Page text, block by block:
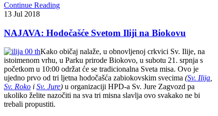
Continue Reading
13 Jul 2018
NAJAVA: Hodočašće Svetom Iliji na Biokovu
Kako običaj nalaže, u obnovljenoj crkvici Sv. Ilije, na
istoimenom vrhu, u Parku prirode Biokovo, u subotu 21. srpnja s
početkom u 10:00 održat će se tradicionalna Sveta misa. Ovo je
ujedno prvo od tri ljetna hodočašća zabiokovskim svecima (Sv. Ilija
Sv. Roko i Sv. Jure) u organizaciji HPD-a Sv. Jure Zagvozd pa
ukoliko želite nazočiti na sva tri misna slavlja ovo svakako ne bi
trebali propustiti.